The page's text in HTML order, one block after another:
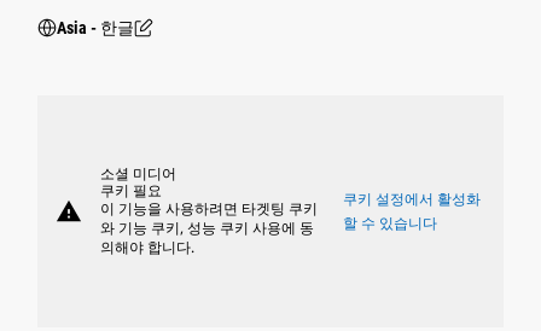
Asia - 한글
warning
소셜 미디어
쿠키 필요
이 기능을 사용하려면 타겟팅 쿠키
와 기능 쿠키, 성능 쿠키 사용에 동
의해야 합니다.
쿠키 설정에서 활성화
할 수 있습니다